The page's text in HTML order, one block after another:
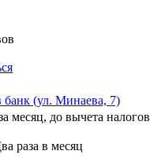
(ул. Минаева, 7)
месяц, до вычета налогов
раза в месяц